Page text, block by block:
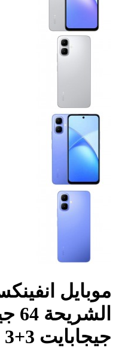
جيجابايت 3+3 جيجابايت رام 6.67